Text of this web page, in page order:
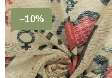
−10%